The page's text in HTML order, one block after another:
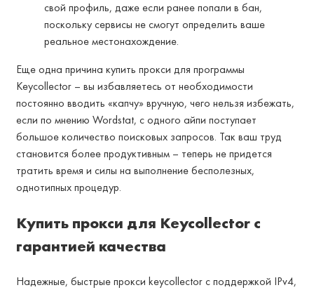
свой профиль, даже если ранее попали в бан,
поскольку сервисы не смогут определить ваше
реальное местонахождение.
Еще одна причина купить прокси для программы
Keycollector – вы избавляетесь от необходимости
постоянно вводить «капчу» вручную, чего нельзя избежать,
если по мнению Wordstat, с одного айпи поступает
большое количество поисковых запросов. Так ваш труд
становится более продуктивным – теперь не придется
тратить время и силы на выполнение бесполезных,
однотипных процедур.
Купить прокси для Keycollector с
гарантией качества
Надежные, быстрые прокси keycollector с поддержкой IPv4,